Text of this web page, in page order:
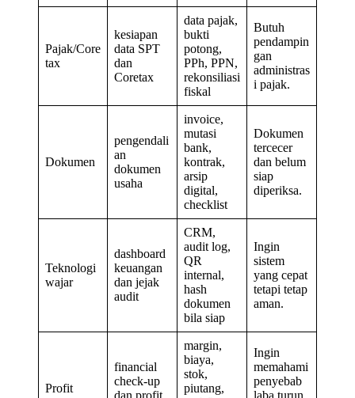
Pajak/Core
tax
kesiapan
data SPT
dan
Coretax
data pajak,
bukti
potong,
PPh, PPN,
rekonsiliasi
fiskal
Butuh
pendampin
gan
administras
i pajak.
Dokumen
pengendali
an
dokumen
usaha
invoice,
mutasi
bank,
kontrak,
arsip
digital,
checklist
Dokumen
tercecer
dan belum
siap
diperiksa.
Teknologi
wajar
dashboard
keuangan
dan jejak
audit
CRM,
audit log,
QR
internal,
hash
dokumen
bila siap
Ingin
sistem
yang cepat
tetapi tetap
aman.
Profit
financial
check-up
dan profit
margin,
biaya,
stok,
piutang,
Ingin
memahami
penyebab
laba turun